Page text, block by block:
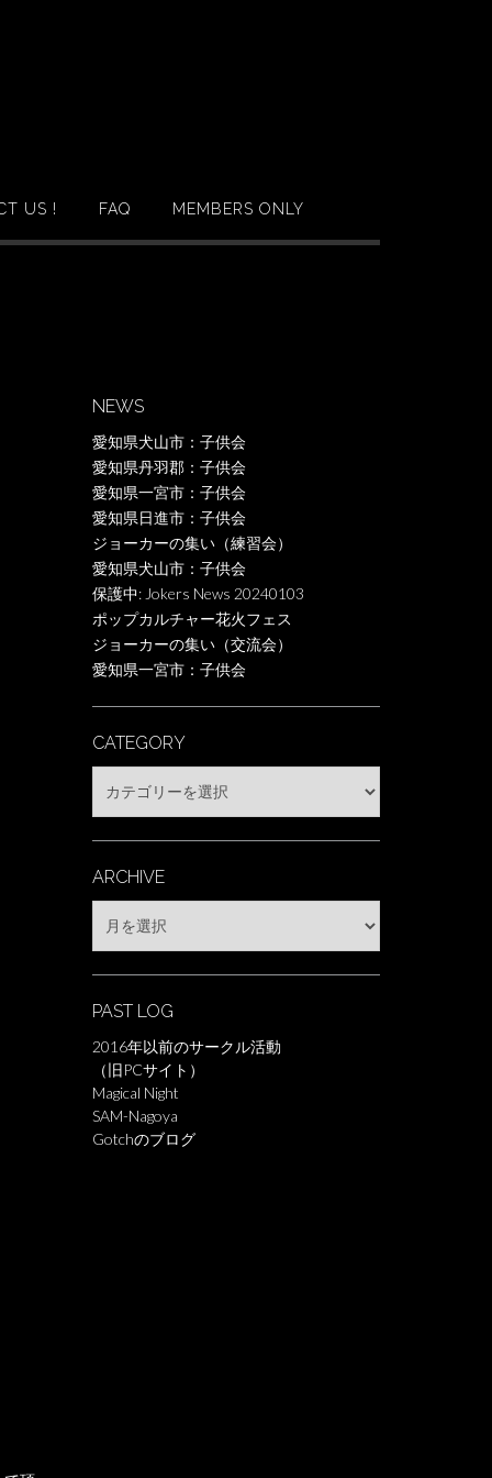
US ! FAQ MEMBERS ONLY
NEWS
愛知県犬山市：子供会
愛知県丹羽郡：子供会
愛知県一宮市：子供会
愛知県日進市：子供会
ジョーカーの集い（練習会）
愛知県犬山市：子供会
保護中: Jokers News 20240103
ポップカルチャー花火フェス
ジョーカーの集い（交流会）
愛知県一宮市：子供会
CATEGORY
ARCHIVE
PAST LOG
2016年以前のサークル活動
（旧PCサイト）
Magical Night
SAM-Nagoya
Gotchのブログ